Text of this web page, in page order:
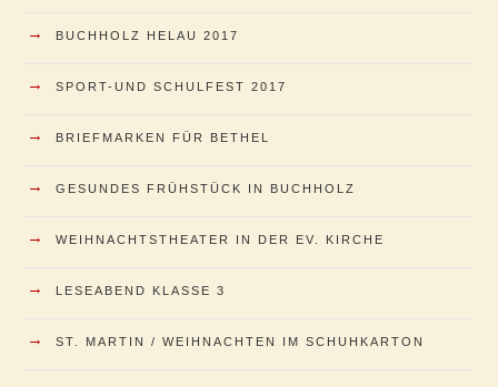
→ BUCHHOLZ HELAU 2017
→ SPORT-UND SCHULFEST 2017
→ BRIEFMARKEN FÜR BETHEL
→ GESUNDES FRÜHSTÜCK IN BUCHHOLZ
→ WEIHNACHTSTHEATER IN DER EV. KIRCHE
→ LESEABEND KLASSE 3
→ ST. MARTIN / WEIHNACHTEN IM SCHUHKARTON